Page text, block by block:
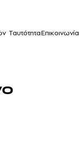
ΤαυτότηταΕπικοινωνία